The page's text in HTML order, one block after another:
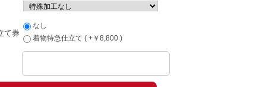
て券
なし
着物特急仕立て ( +￥8,800 )